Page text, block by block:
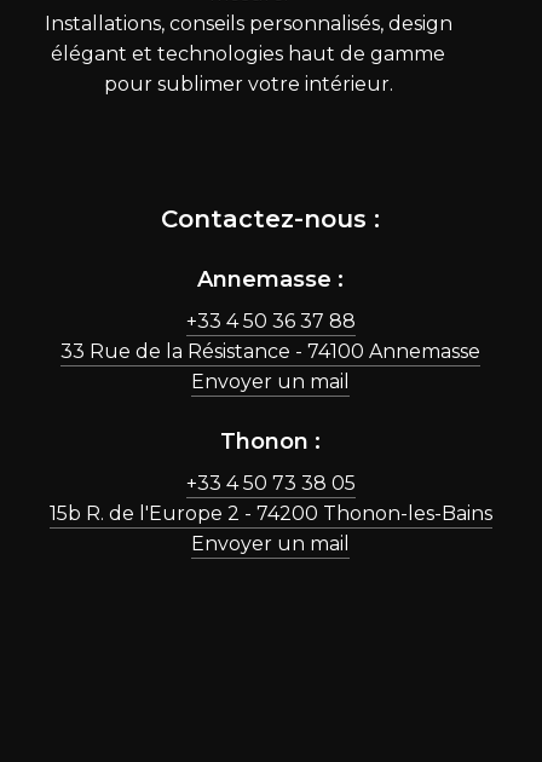
Installations, conseils personnalisés, design
élégant et technologies haut de gamme
pour sublimer votre intérieur.
Contactez-nous :
Annemasse :
+33 4 50 36 37 88
33 Rue de la Résistance - 74100 Annemasse
Envoyer un mail
Thonon :
+33 4 50 73 38 05
15b R. de l'Europe 2 - 74200 Thonon-les-Bains
Envoyer un mail